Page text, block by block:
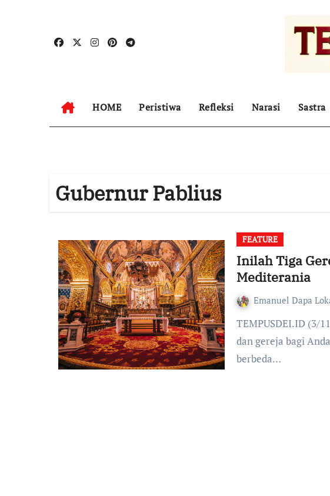
HOME Peristiwa Refleksi Narasi Sastra
Gubernur Pablius
FEATURE
Inilah Tiga
Mediterania
Emanuel Dapa
TEMPUSDEI.ID (3/11/21)-Di Malta, ada cukup banyak kapel
dan gereja bagi
berbeda…